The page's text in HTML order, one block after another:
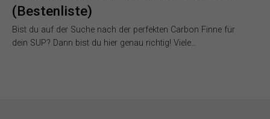
(Bestenliste)
Bist du auf der Suche nach der perfekten Carbon Finne für
dein SUP? Dann bist du hier genau richtig! Viele…